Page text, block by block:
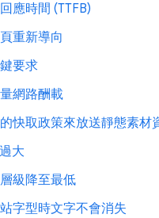
應時間 (TTFB)
重新導向
要求
網路酬載
快取政策來放送靜態素材
大
級降至最低
字型時文字不會消失